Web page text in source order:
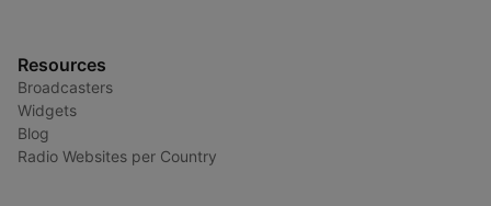
Resources
Broadcasters
Widgets
Blog
Radio Websites per Country